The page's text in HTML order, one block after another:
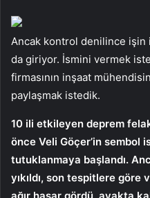
Ancak kontrol denilince işin
da giriyor. İsmini vermek
firmasının inşaat
paylaşmak istedik.
10 ili etkileyen deprem
önce Veli Göçer’in sembol
tutuklanmaya başlandı.
yıkıldı, son tespitlere
ağır hasar gördü, ayakta